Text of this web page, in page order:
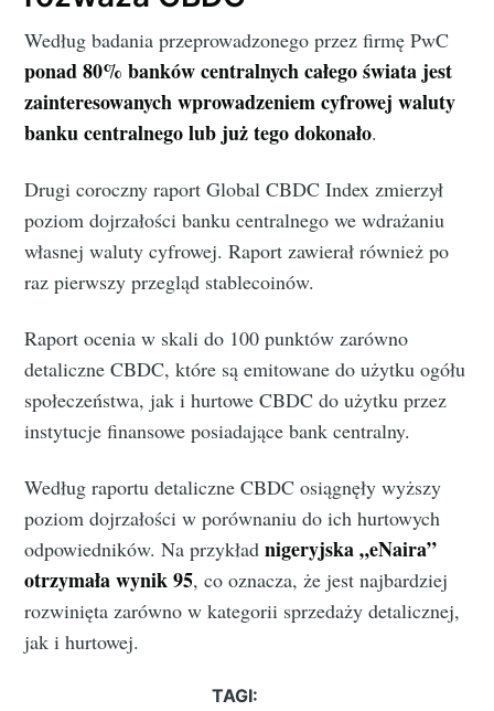
Według badania przeprowadzonego przez firmę PwC
ponad 80% banków centralnych całego świata jest
zainteresowanych wprowadzeniem cyfrowej waluty
banku centralnego lub już tego dokonało.
Drugi coroczny raport Global CBDC Index zmierzył
poziom dojrzałości banku centralnego we wdrażaniu
własnej waluty cyfrowej. Raport zawierał również po
raz pierwszy przegląd stablecoinów.
Raport ocenia w skali do 100 punktów zarówno
detaliczne CBDC, które są emitowane do użytku ogółu
społeczeństwa, jak i hurtowe CBDC do użytku przez
instytucje finansowe posiadające bank centralny.
Według raportu detaliczne CBDC osiągnęły wyższy
poziom dojrzałości w porównaniu do ich hurtowych
odpowiedników. Na przykładnigeryjska „eNaira”
otrzymała wynik 95, co oznacza, że ​​jest najbardziej
rozwinięta zarówno w kategorii sprzedaży detalicznej,
jak i hurtowej.
TAGI: